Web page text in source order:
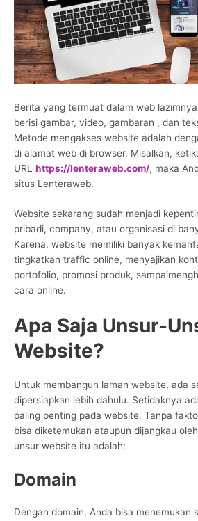
Berita yang termuat dalam web
berisi gambar, video, gambaran , dan
Metode mengakses website adalah
di alamat web di browser. Misalkan,
URL https://lenteraweb.com/, maka
situs Lenteraweb.
Website sekarang sudah menjadi
pribadi, company, atau organisasi di
Karena, website memiliki banyak
tingkatkan traffic online, menyajikan
portofolio, promosi produk,
cara online.
Apa Saja Unsur-
Website?
Untuk membangun laman website, ada
dipersiapkan lebih dahulu. Setidaknya
paling penting pada website. Tanpa
bisa diketemukan ataupun dijangkau
unsur website itu adalah:
Domain
Dengan domain, Anda bisa menemukan